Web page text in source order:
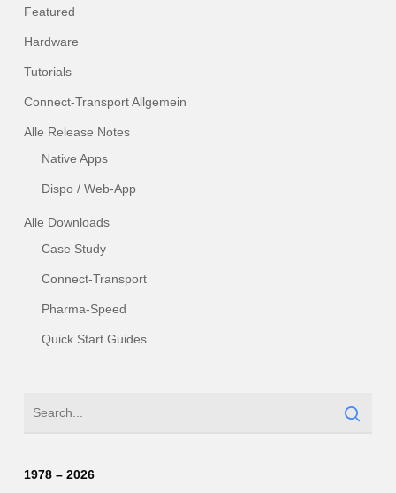
Featured
Hardware
Tutorials
Connect-Transport Allgemein
Alle Release Notes
Native Apps
Dispo / Web-App
Alle Downloads
Case Study
Connect-Transport
Pharma-Speed
Quick Start Guides
1978 – 2026